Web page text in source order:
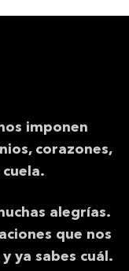
imponen
corazones,
alegrías.
que nos
ya sabes cuál.